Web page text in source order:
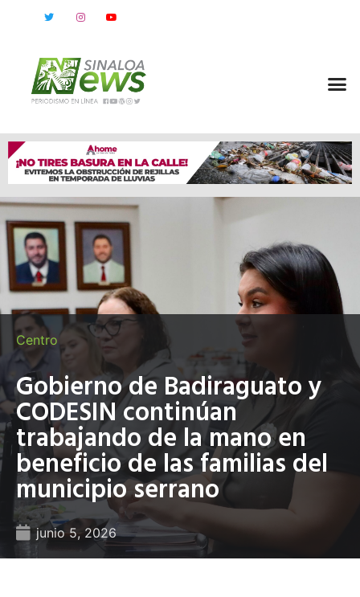
Centro
Gobierno de Badiraguato y
CODESIN continúan
trabajando de la mano en
beneficio de las familias del
municipio serrano
junio 5, 2026